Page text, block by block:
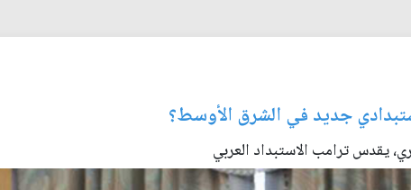
جديد في الشرق الأوسط؟
يقدس ترامب الاستبداد العربي